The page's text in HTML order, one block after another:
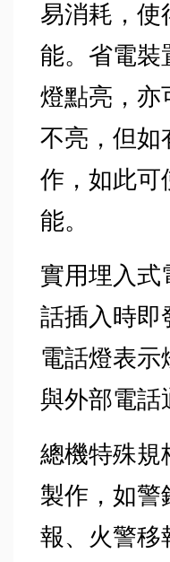
易消耗，使
能。省電裝
燈點亮，亦
不亮，但如
作，如此可
能。
實用埋入式
話插入時即
電話燈表示
與外部電話
總機特殊規
製作，如警
報、火警移